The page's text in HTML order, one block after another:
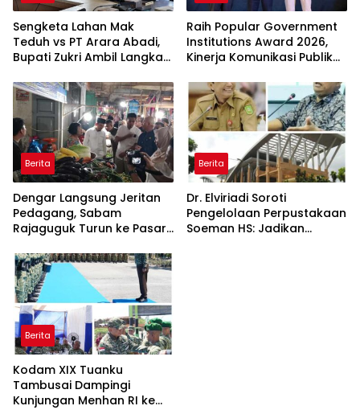
Sengketa Lahan Mak
Teduh vs PT Arara Abadi,
Bupati Zukri Ambil Langkah
Raih Popular Government
Institutions Award 2026,
Kinerja Komunikasi Publik
Kembali Diakui
Berita
Dengar Langsung Jeritan
Pedagang, Sabam
Rajaguguk Turun ke Pasar
Berita
Dr. Elviriadi Soroti
Pengelolaan Perpustakaan
Soeman HS: Jadikan
Berita
Kodam XIX Tuanku
Tambusai Dampingi
Kunjungan Menhan RI ke